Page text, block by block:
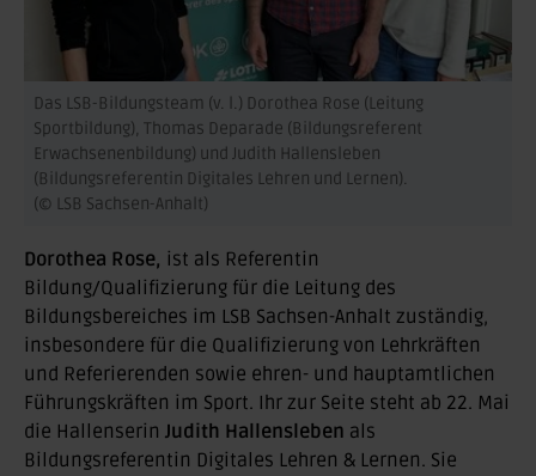
Das LSB-Bildungsteam (v. l.) Dorothea Rose (Leitung
Sportbildung), Thomas Deparade (Bildungsreferent
Erwachsenenbildung) und Judith Hallensleben
(Bildungsreferentin Digitales Lehren und Lernen).
(© LSB Sachsen-Anhalt)
Dorothea Rose, ist als Referentin
Bildung/Qualifizierung für die Leitung des
Bildungsbereiches im LSB Sachsen-Anhalt zuständig,
insbesondere für die Qualifizierung von Lehrkräften
und Referierenden sowie ehren- und hauptamtlichen
Führungskräften im Sport. Ihr zur Seite steht ab 22. Mai
die Hallenserin Judith Hallensleben als
Bildungsreferentin Digitales Lehren & Lernen. Sie